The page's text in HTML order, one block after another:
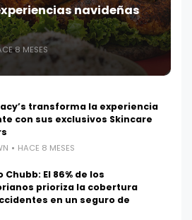
navideñas
8 MESES
transforma la experiencia
con sus exclusivos Skincare
HACE 8 MESES
Chubb: El 86% de los
prioriza la cobertura
en un seguro de